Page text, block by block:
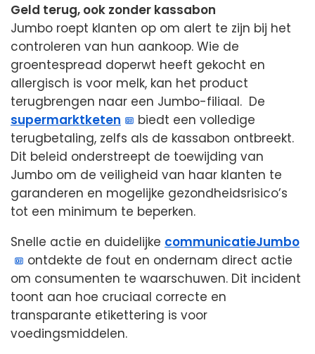
Geld terug, ook zonder kassabon
Jumbo roept klanten op om alert te zijn bij het
controleren van hun aankoop. Wie de
groentespread doperwt heeft gekocht en
allergisch is voor melk, kan het product
terugbrengen naar een Jumbo-filiaal. De
supermarktketen
biedt een volledige
terugbetaling, zelfs als de kassabon ontbreekt.
Dit beleid onderstreept de toewijding van
Jumbo om de veiligheid van haar klanten te
garanderen en mogelijke gezondheidsrisico’s
tot een minimum te beperken.
Snelle actie en duidelijke communicatieJumbo
ontdekte de fout en ondernam direct actie
om consumenten te waarschuwen. Dit incident
toont aan hoe cruciaal correcte en
transparante etikettering is voor
voedingsmiddelen.